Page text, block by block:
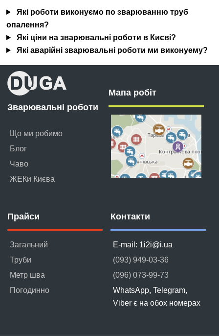
Які роботи виконуємо по зварюванню труб
опалення?
Які ціни на зварювальні роботи в Києві?
Які аварійні зварювальні роботи ми виконуему?
Зварювальні роботи
Що ми робимо
Блог
Чаво
ЖЕКи Києва
Мапа робіт
Прайси
Загальний
Труби
Метр шва
Погодинно
Контакти
E-mail: 1i2i@i.ua
(093) 949-03-36
(096) 073-99-73
WhatsApp, Telegram,
Viber є на обох номерах